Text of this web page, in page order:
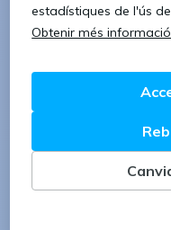
8 caràcters
1 lletra majúscula